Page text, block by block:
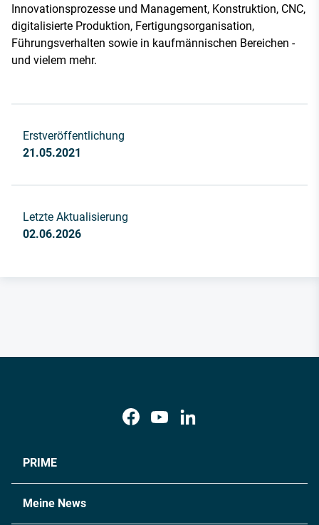
Innovationsprozesse und Management, Konstruktion, CNC,
digitalisierte Produktion, Fertigungsorganisation,
Führungsverhalten sowie in kaufmännischen Bereichen -
und vielem mehr.
Erstveröffentlichung
21.05.2021
Letzte Aktualisierung
02.06.2026
PRIME
Meine News